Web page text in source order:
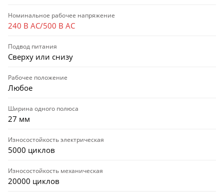
Номинальное рабочее напряжение
240 В AC/500 В AC
Подвод питания
Сверху или снизу
Рабочее положение
Любое
Ширина одного полюса
27 мм
Износостойкость электрическая
5000 циклов
Износостойкость механическая
20000 циклов